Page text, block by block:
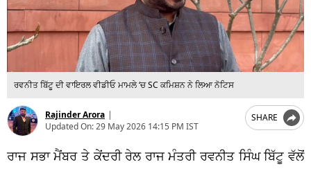
ਰਵਨੀਤ ਬਿੱਟੂ ਦੀ ਵਾਇਰਲ ਵੀਡੀਓ ਮਾਮਲੇ ‘ਚ SC ਕਮਿਸ਼ਨ ਨੇ ਲਿਆ ਨੋਟਿਸ
Rajinder Arora |
Updated On:29 May 2026 14:15 PM IST
SHARE
ਰਾਜ ਸਭਾ ਮੈਂਬਰ ਤੇ ਕੇਂਦਰੀ ਰੇਲ ਰਾਜ ਮੰਤਰੀ ਰਵਨੀਤ ਸਿੰਘ ਬਿੱਟੂ ਵੱਲੋਂ